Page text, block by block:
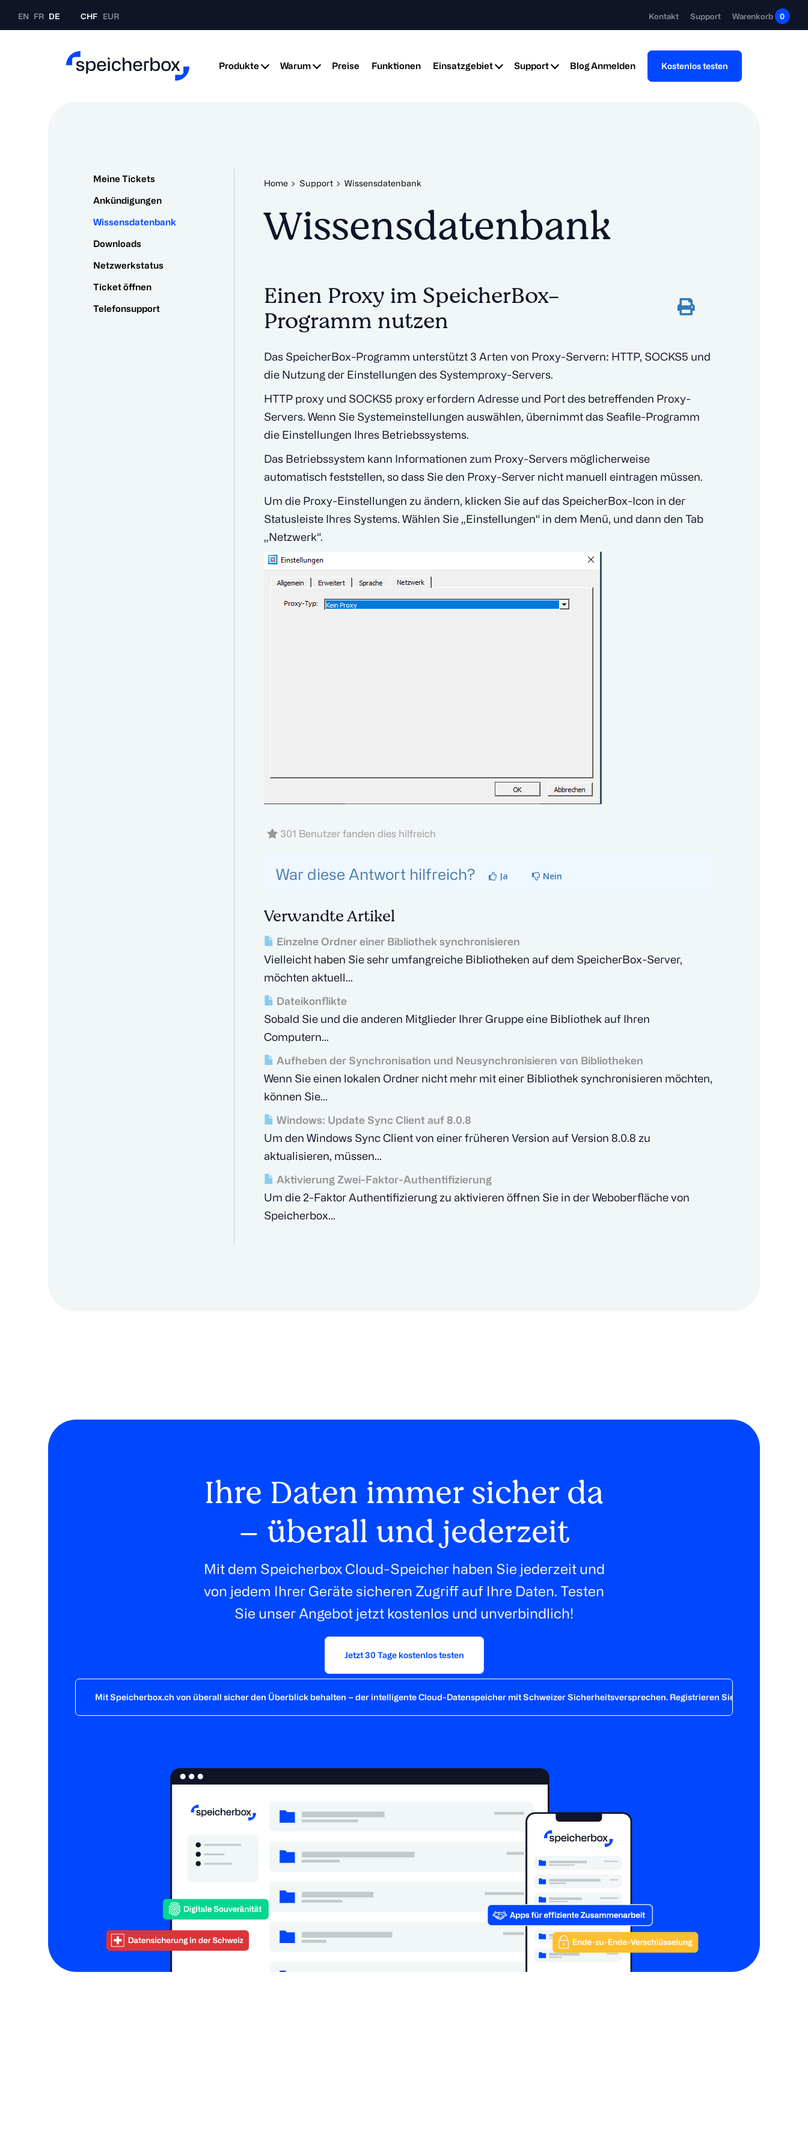
EN FR DE CHF EUR Kontakt Support Warenkorb 0
Produkte Warum Preise Funktionen Einsatzgebiet Support BlogAnmelden Kostenlos testen
Meine Tickets
Ankündigungen
Wissensdatenbank
Downloads
Netzwerkstatus
Ticket öffnen
Telefonsupport
Home Support Wissensdatenbank
Wissensdatenbank
Einen Proxy im SpeicherBox-
Programm nutzen
Das SpeicherBox-Programm unterstützt 3 Arten von Proxy-Servern: HTTP, SOCKS5 und
die Nutzung der Einstellungen des Systemproxy-Servers.
HTTP proxy und SOCKS5 proxy erfordern Adresse und Port des betreffenden Proxy-
Servers. Wenn Sie Systemeinstellungen auswählen, übernimmt das Seafile-Programm
die Einstellungen Ihres Betriebssystems.
Das Betriebssystem kann Informationen zum Proxy-Servers möglicherweise
automatisch feststellen, so dass Sie den Proxy-Server nicht manuell eintragen müssen.
Um die Proxy-Einstellungen zu ändern, klicken Sie auf das SpeicherBox-Icon in der
Statusleiste Ihres Systems. Wählen Sie „Einstellungen“ in dem Menü, und dann den Tab
„Netzwerk“.
301 Benutzer fanden dies hilfreich
War diese Antwort hilfreich? Ja Nein
Verwandte Artikel
Einzelne Ordner einer Bibliothek synchronisieren
Vielleicht haben Sie sehr umfangreiche Bibliotheken auf dem SpeicherBox-Server,
möchten aktuell...
Dateikonflikte
Sobald Sie und die anderen Mitglieder Ihrer Gruppe eine Bibliothek auf Ihren
Computern...
Aufheben der Synchronisation und Neusynchronisieren von Bibliotheken
Wenn Sie einen lokalen Ordner nicht mehr mit einer Bibliothek synchronisieren möchten,
können Sie...
Windows: Update Sync Client auf 8.0.8
Um den Windows Sync Client von einer früheren Version auf Version 8.0.8 zu
aktualisieren, müssen...
Aktivierung Zwei-Faktor-Authentifizierung
Um die 2-Faktor Authentifizierung zu aktivieren öffnen Sie in der Weboberfläche von
Speicherbox...
Ihre Daten immer sicher da
– überall und jederzeit
Mit dem Speicherbox Cloud-Speicher haben Sie jederzeit und
von jedem Ihrer Geräte sicheren Zugriff auf Ihre Daten. Testen
Sie unser Angebot jetzt kostenlos und unverbindlich!
Jetzt 30 Tage kostenlos testen
Mit Speicherbox.ch von überall sicher den Überblick behalten – der intelligente Cloud-Datenspeicher mit Schweizer Sicherheitsversprechen. Registrieren Sie sich noch heute